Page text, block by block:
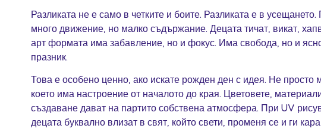
Разликата не е само в четките и боите. Разликата е в
много движение, но малко съдържание. Децата тичат, викат,
арт формата има забавление, но и фокус. Има свобода, но и
празник.
Това е особено ценно, ако искате рожден ден с идея. Не просто
което има настроение от началото до края. Цветовете,
създаване дават на партито собствена атмосфера. При UV
децата буквално влизат в свят, който свети, променя се и ги